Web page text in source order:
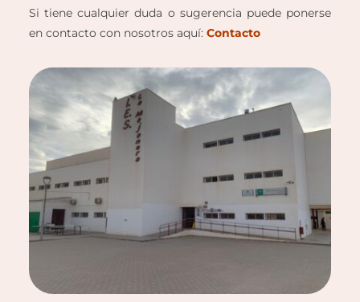
Si tiene cualquier duda o sugerencia puede ponerse
en contacto con nosotros aquí: Contacto